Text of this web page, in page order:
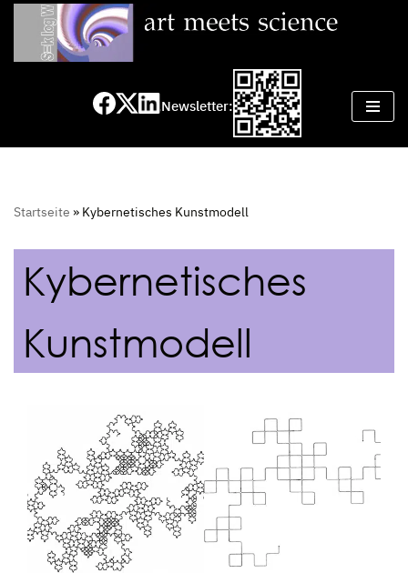
Zum
Newsletter:
Startseite » Kybernetisches Kunstmodell
Kybernetisches
Kunstmodell